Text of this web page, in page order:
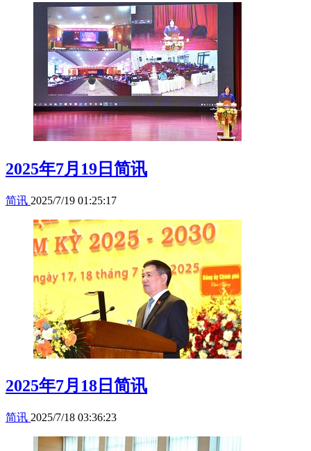
2025年7月19日简讯
简讯 2025/7/19 01:25:17
2025年7月18日简讯
简讯 2025/7/18 03:36:23